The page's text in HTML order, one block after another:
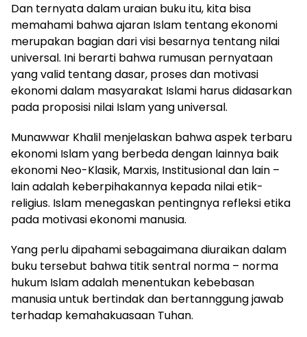
Dan ternyata dalam uraian buku itu, kita bisa
memahami bahwa ajaran Islam tentang ekonomi
merupakan bagian dari visi besarnya tentang nilai
universal. Ini berarti bahwa rumusan pernyataan
yang valid tentang dasar, proses dan motivasi
ekonomi dalam masyarakat Islami harus didasarkan
pada proposisi nilai Islam yang universal.
Munawwar Khalil menjelaskan bahwa aspek terbaru
ekonomi Islam yang berbeda dengan lainnya baik
ekonomi Neo-Klasik, Marxis, Institusional dan lain –
lain adalah keberpihakannya kepada nilai etik-
religius. Islam menegaskan pentingnya refleksi etika
pada motivasi ekonomi manusia.
Yang perlu dipahami sebagaimana diuraikan dalam
buku tersebut bahwa titik sentral norma – norma
hukum Islam adalah menentukan kebebasan
manusia untuk bertindak dan bertannggung jawab
terhadap kemahakuasaan Tuhan.